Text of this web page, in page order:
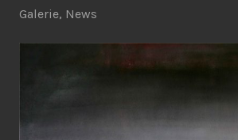
Galerie, News